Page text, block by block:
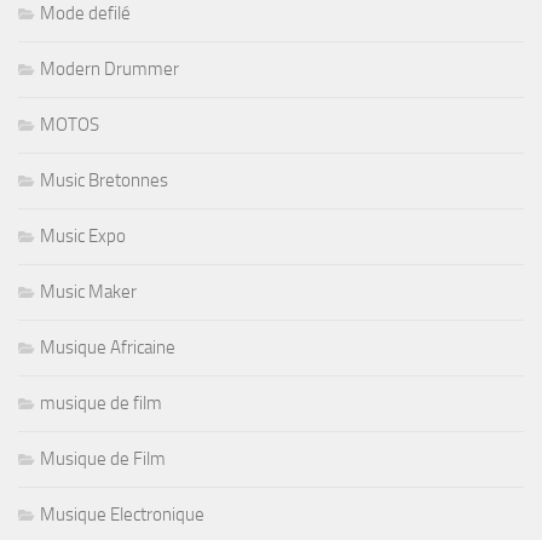
Mode defilé
Modern Drummer
MOTOS
Music Bretonnes
Music Expo
Music Maker
Musique Africaine
musique de film
Musique de Film
Musique Electronique